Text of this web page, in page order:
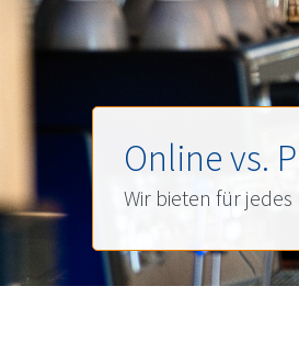
Online vs.
Wir bieten für